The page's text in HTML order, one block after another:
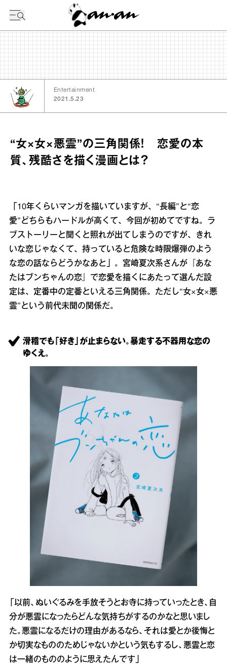
Entertainment
2021.5.23
“女×女×悪霊”の三角関係！ 恋愛の本
質、残酷さを描く漫画とは？
「10年くらいマンガを描いていますが、“長編”と“恋
愛”どちらもハードルが高くて、今回が初めてですね。ラ
ブストーリーと聞くと照れが出てしまうのですが、きれ
いな恋じゃなくて、持っていると危険な時限爆弾のよう
な恋の話ならどうかなあと」。宮崎夏次系さんが『あな
たはブンちゃんの恋』で恋愛を描くにあたって選んだ設
定は、定番中の定番といえる三角関係。ただし“女×女×悪
霊”という前代未聞の関係だ。
滑稽でも「好き」が止まらない。暴走する不器用な恋の
ゆくえ。
「以前、ぬいぐるみを手放そうとお寺に持っていったとき、自
分が悪霊になったらどんな気持ちがするのかなと思いまし
た。悪霊になるだけの理由があるなら、それは愛とか後悔と
か切実なもののためじゃないかという気もするし、悪霊と恋
は一緒のもののように思えたんです」